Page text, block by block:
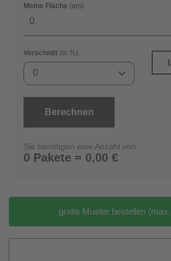
Meine Fläche (qm)
Verschnitt (in %)
0
Berechnen
Sie benötigen eine Anzahl von:
0 Pakete = 0,00 €
gratis Muster bestellen